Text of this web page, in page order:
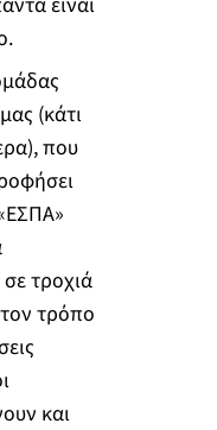
(κάτι
που
τροχιά
τρόπο
και